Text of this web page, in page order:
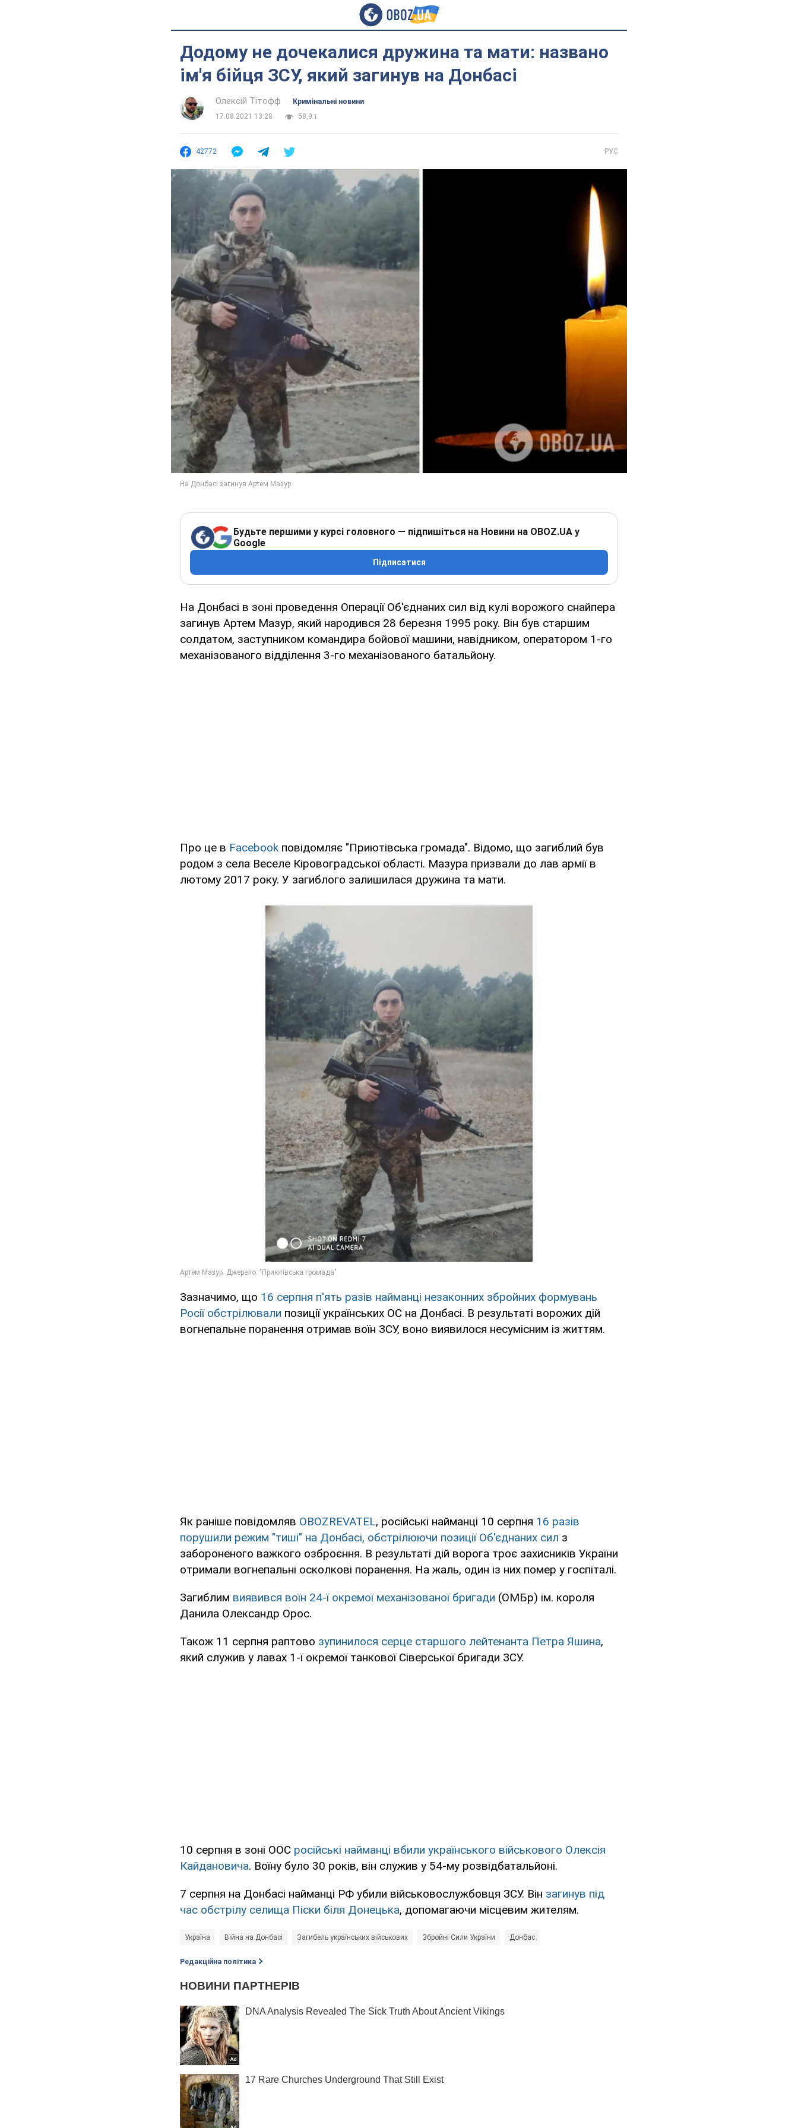
Додому не дочекалися дружина та мати: названо
ім'я бійця ЗСУ, який загинув на Донбасі
Олексій Тітофф
Кримінальні новини
17.08.2021 13:28
58,9 т.
42772 РУС
Будьте першими у курсі головного — підпишіться на Новини на OBOZ.UA у
Google
Підписатися
На Донбасі в зоні проведення Операції Об'єднаних сил від кулі ворожого снайпера
загинув Артем Мазур, який народився 28 березня 1995 року. Він був старшим
солдатом, заступником командира бойової машини, навідником, оператором 1-го
механізованого відділення 3-го механізованого батальйону.
Про це в Facebook повідомляє "Приютівська громада". Відомо, що загиблий був
родом з села Веселе Кіровоградської області. Мазура призвали до лав армії в
лютому 2017 року. У загиблого залишилася дружина та мати.
Зазначимо, що 16 серпня п'ять разів найманці незаконних збройних формувань
Росії обстрілювали позиції українських ОС на Донбасі. В результаті ворожих дій
вогнепальне поранення отримав воїн ЗСУ, воно виявилося несумісним із життям.
Як раніше повідомляв OBOZREVATEL, російські найманці 10 серпня 16 разів
порушили режим "тиші" на Донбасі, обстрілюючи позиції Об'єднаних сил з
забороненого важкого озброєння. В результаті дій ворога троє захисників України
отримали вогнепальні осколкові поранення. На жаль, один із них помер у госпіталі.
Загиблим виявився воїн 24-ї окремої механізованої бригади (ОМБр) ім. короля
Данила Олександр Орос.
Також 11 серпня раптово зупинилося серце старшого лейтенанта Петра Яшина,
який служив у лавах 1-ї окремої танкової Сіверської бригади ЗСУ.
10 серпня в зоні ООС російські найманці вбили українського військового Олексія
Кайдановича. Воїну було 30 років, він служив у 54-му розвідбатальйоні.
7 серпня на Донбасі найманці РФ убили військовослужбовця ЗСУ. Він загинув під
час обстрілу селища Піски біля Донецька, допомагаючи місцевим жителям.
Україна Війна на Донбасі Загибель українських військових Збройні Сили України Донбас
Редакційна політика